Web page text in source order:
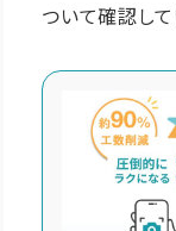
ついて確認して